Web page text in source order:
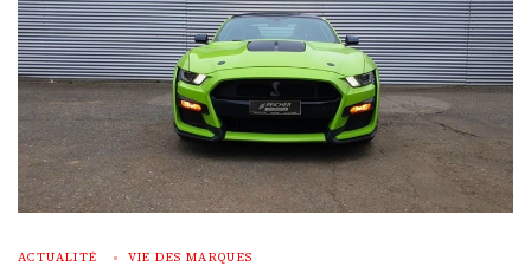
ACTUALITÉ VIE DES MARQUES